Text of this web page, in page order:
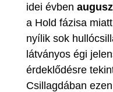
idei évben
a Hold fázisa
nyílik sok
látványos égi
érdeklődésre
Csillagdában